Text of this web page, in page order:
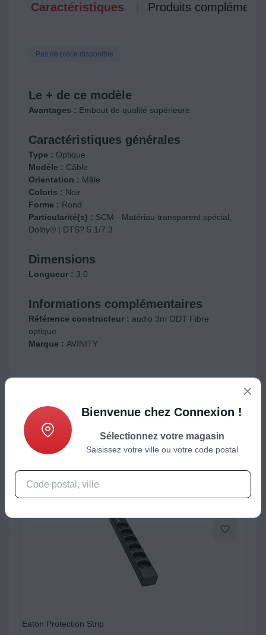
Caractéristiques Produits
Pas de pièce disponible
Le + de ce modèle
Avantages : Embout de qualité supérieure
Caractéristiques générales
Type : Optique
Modèle : Câble
Orientation : Mâle
Coloris : Noir
Forme : Rond
Particularité(s) : SCM - Matériau transparent spécial,
Dolby® | DTS? 5.1/7.3
Dimensions
Longueur : 3.0
Informations complémentaires
Référence constructeur : audio 3m ODT Fibre
optique
Marque : AVINITY
Eaton Protection Strip
Bienvenue chez Connexion !
Sélectionnez votre magasin
Saisissez votre ville ou votre code postal